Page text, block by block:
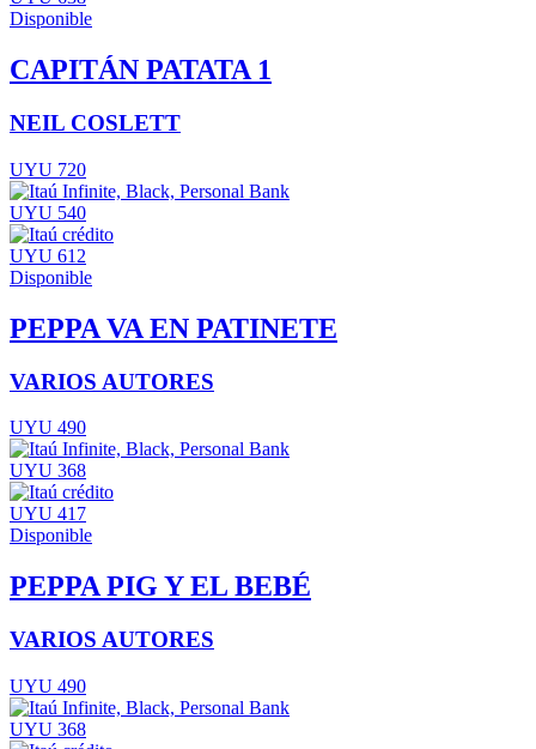
Disponible
CAPITÁN PATATA 1
NEIL COSLETT
UYU 720
UYU 540
UYU 612
Disponible
PEPPA VA EN PATINETE
VARIOS AUTORES
UYU 490
UYU 368
UYU 417
Disponible
PEPPA PIG Y EL BEBÉ
VARIOS AUTORES
UYU 490
UYU 368